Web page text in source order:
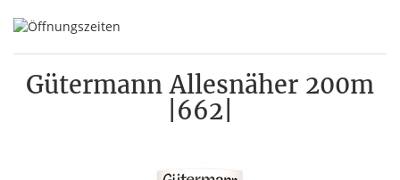
Gütermann Allesnäher 200m
|662|